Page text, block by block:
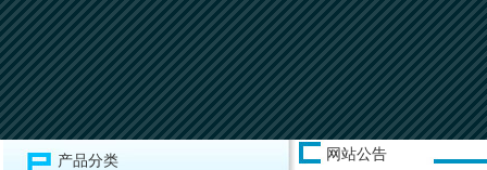
产品分类
网站公告